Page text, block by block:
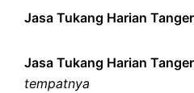
Jasa Tukang Harian
Jasa Tukang Harian
tempatnya